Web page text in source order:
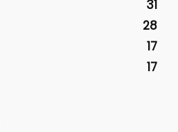
31
28
17
17